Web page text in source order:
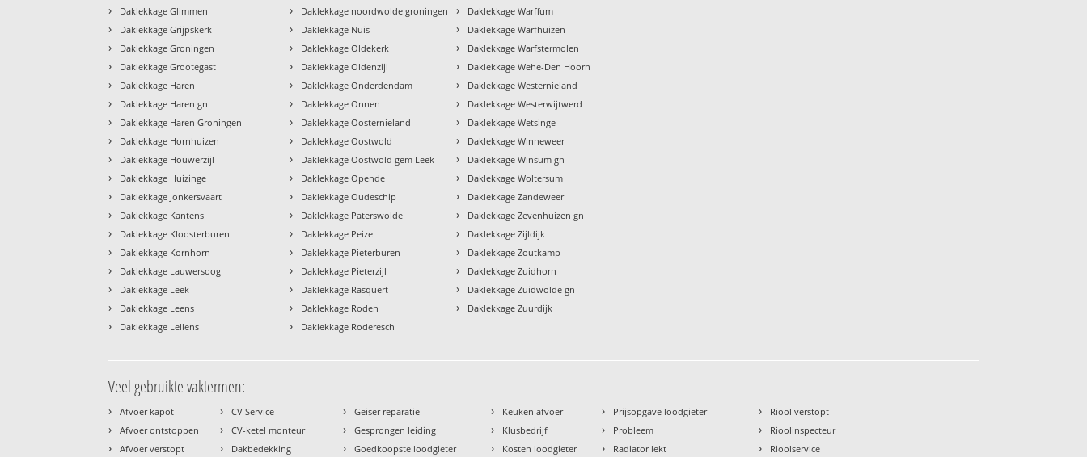
› Daklekkage Glimmen
› Daklekkage Grijpskerk
› Daklekkage Groningen
› Daklekkage Grootegast
› Daklekkage Haren
› Daklekkage Haren gn
› Daklekkage Haren Groningen
› Daklekkage Hornhuizen
› Daklekkage Houwerzijl
› Daklekkage Huizinge
› Daklekkage Jonkersvaart
› Daklekkage Kantens
› Daklekkage Kloosterburen
› Daklekkage Kornhorn
› Daklekkage Lauwersoog
› Daklekkage Leek
› Daklekkage Leens
› Daklekkage Lellens
› Daklekkage noordwolde groningen
› Daklekkage Nuis
› Daklekkage Oldekerk
› Daklekkage Oldenzijl
› Daklekkage Onderdendam
› Daklekkage Onnen
› Daklekkage Oosternieland
› Daklekkage Oostwold
› Daklekkage Oostwold gem Leek
› Daklekkage Opende
› Daklekkage Oudeschip
› Daklekkage Paterswolde
› Daklekkage Peize
› Daklekkage Pieterburen
› Daklekkage Pieterzijl
› Daklekkage Rasquert
› Daklekkage Roden
› Daklekkage Roderesch
› Daklekkage Warffum
› Daklekkage Warfhuizen
› Daklekkage Warfstermolen
› Daklekkage Wehe-Den Hoorn
› Daklekkage Westernieland
› Daklekkage Westerwijtwerd
› Daklekkage Wetsinge
› Daklekkage Winneweer
› Daklekkage Winsum gn
› Daklekkage Woltersum
› Daklekkage Zandeweer
› Daklekkage Zevenhuizen gn
› Daklekkage Zijldijk
› Daklekkage Zoutkamp
› Daklekkage Zuidhorn
› Daklekkage Zuidwolde gn
› Daklekkage Zuurdijk
Veel gebruikte vaktermen:
› Afvoer kapot
› Afvoer ontstoppen
› Afvoer verstopt
› CV Service
› CV-ketel monteur
› Dakbedekking
› Geiser reparatie
› Gesprongen leiding
› Goedkoopste loodgieter
› Keuken afvoer
› Klusbedrijf
› Kosten loodgieter
› Prijsopgave loodgieter
› Probleem
› Radiator lekt
› Riool verstopt
› Rioolinspecteur
› Rioolservice